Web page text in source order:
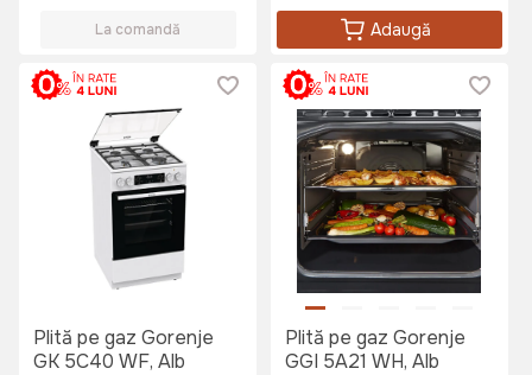
La comandă Adaugă
Plită pe gaz Gorenje
GK 5C40 WF, Alb
Plită pe gaz Gorenje
GGI 5A21 WH, Alb